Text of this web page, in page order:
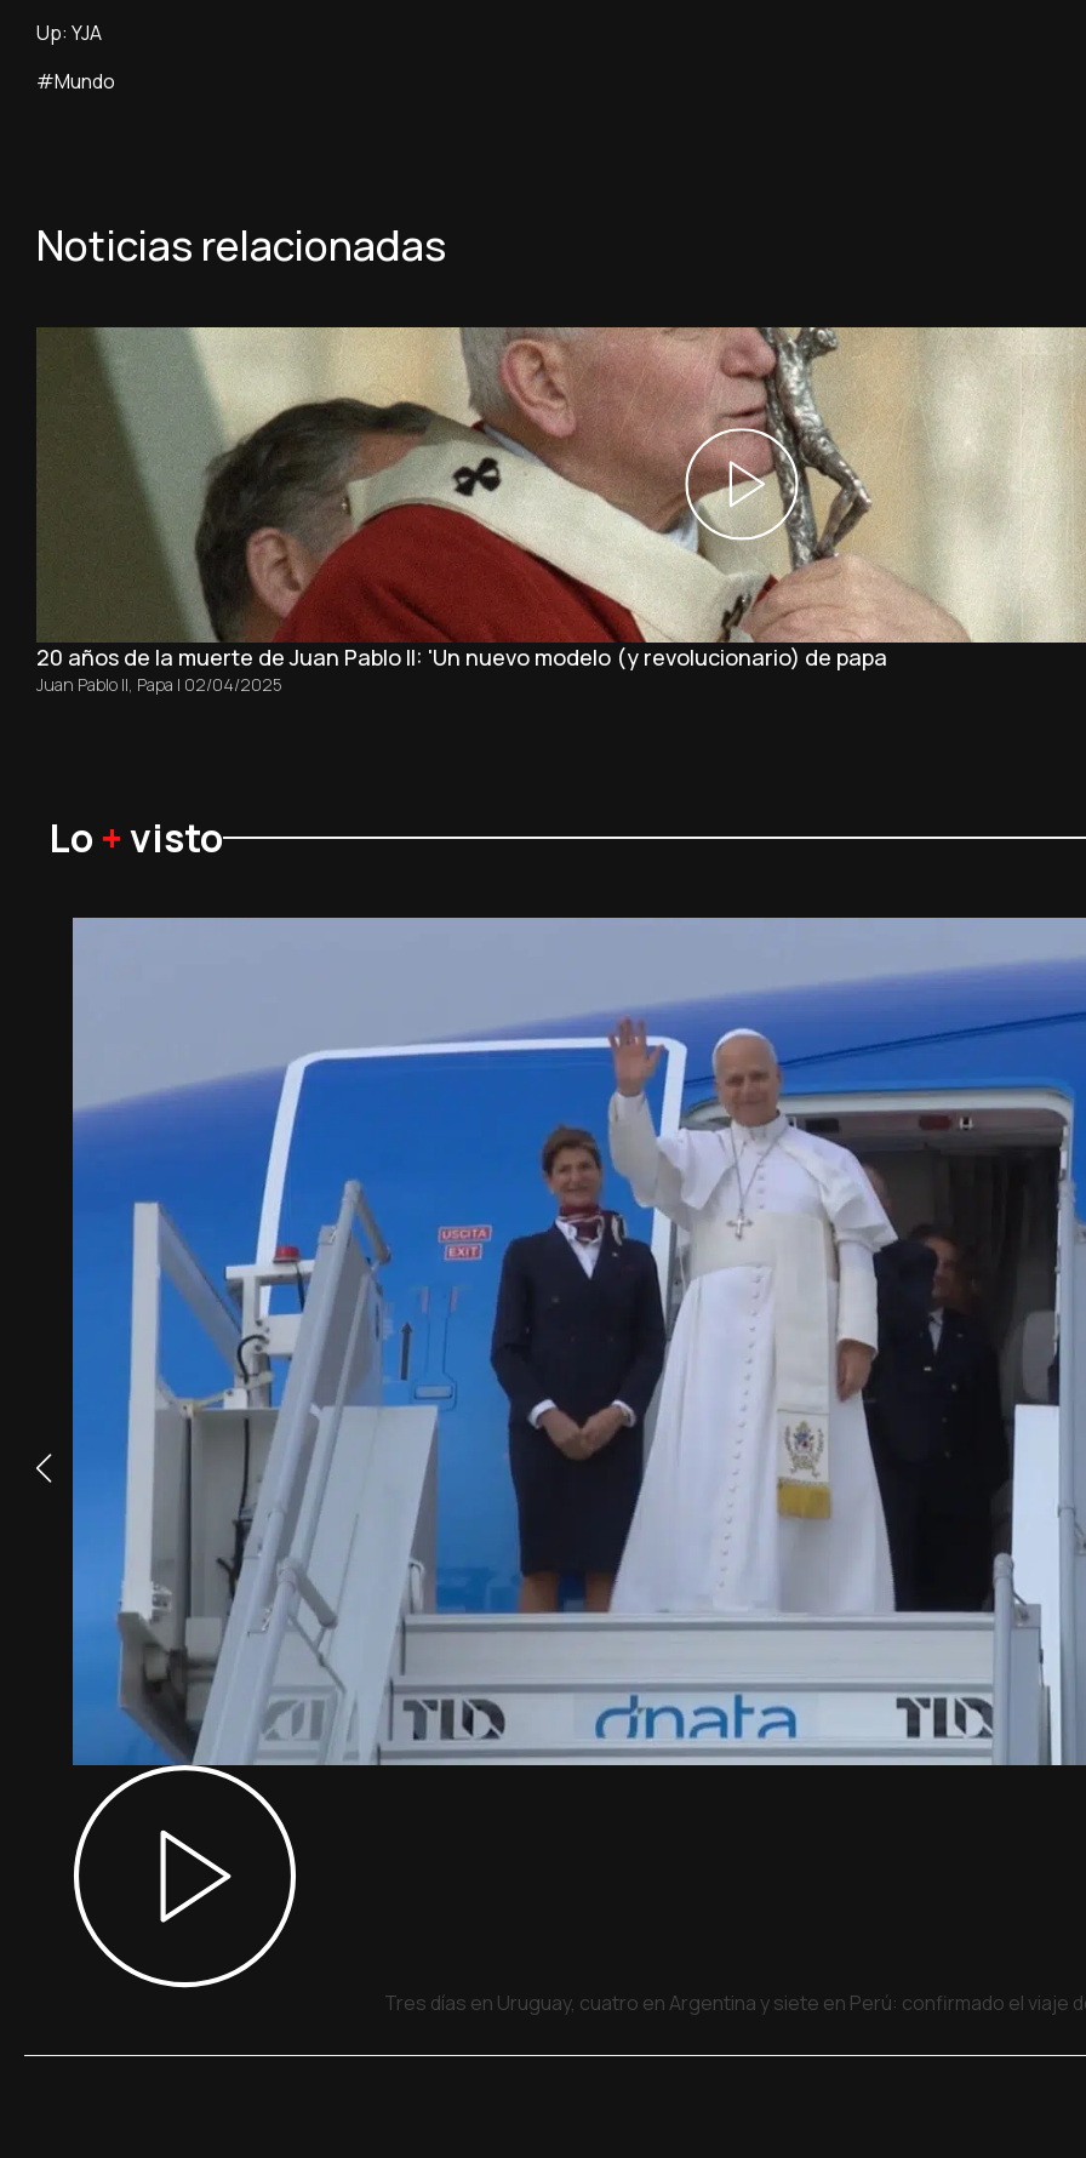
Up: YJA
#Mundo
Noticias relacionadas
20 años de la muerte de Juan Pablo II: 'Un nuevo modelo (y revolucionario) de papa
Juan Pablo II Papa | 02/04/2025
Lo +visto
Tres días en Uruguay, cuatro en Argentina y siete en Perú: confirmado el viaje